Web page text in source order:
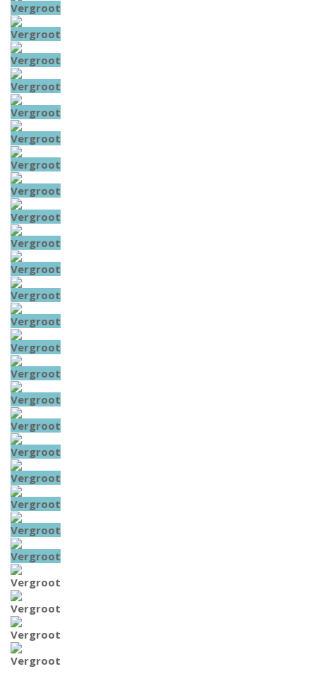
Vergroot
Vergroot
Vergroot
Vergroot
Vergroot
Vergroot
Vergroot
Vergroot
Vergroot
Vergroot
Vergroot
Vergroot
Vergroot
Vergroot
Vergroot
Vergroot
Vergroot
Vergroot
Vergroot
Vergroot
Vergroot
Vergroot
Vergroot
Vergroot
Vergroot
Vergroot